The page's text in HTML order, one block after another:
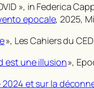
», in Federica
epocale, 2025,
», Les Cahiers du
est une illusion»,
et sur la